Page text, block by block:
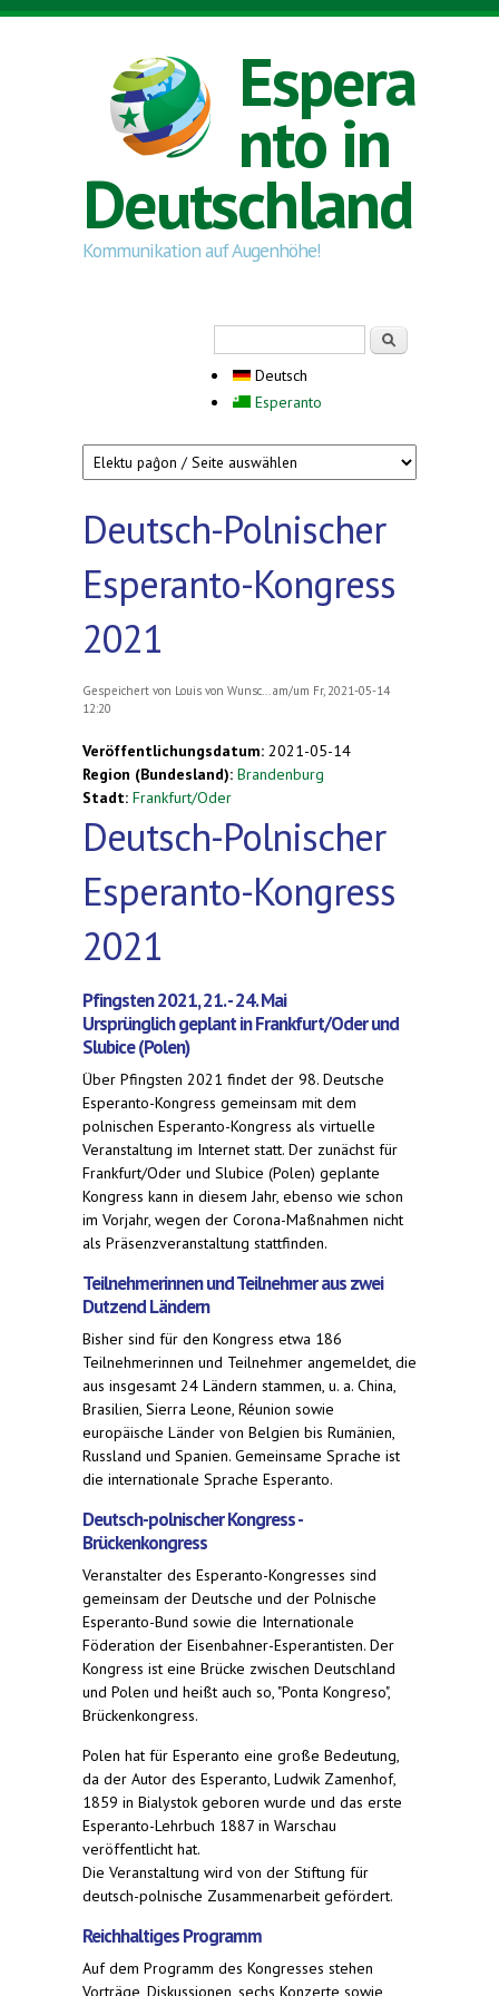
Direkt zum Inhalt
Espera
nto in
Deutschland
Kommunikation auf Augenhöhe!
Deutsch
Esperanto
Deutsch-Polnischer
Esperanto-Kongress
2021
Gespeichert von Louis von Wunsc...
am/um Fr, 2021-05-14
12:20
Veröffentlichungsdatum: 2021-05-14
Region (Bundesland): Brandenburg
Stadt: Frankfurt/Oder
Deutsch-Polnischer
Esperanto-Kongress
2021
Pfingsten 2021, 21. - 24. Mai
Ursprünglich geplant in Frankfurt/Oder und
Slubice (Polen)
Über Pfingsten 2021 findet der 98. Deutsche
Esperanto-Kongress gemeinsam mit dem
polnischen Esperanto-Kongress als virtuelle
Veranstaltung im Internet statt. Der zunächst für
Frankfurt/Oder und Slubice (Polen) geplante
Kongress kann in diesem Jahr, ebenso wie schon
im Vorjahr, wegen der Corona-Maßnahmen nicht
als Präsenzveranstaltung stattfinden.
Teilnehmerinnen und Teilnehmer aus zwei
Dutzend Ländern
Bisher sind für den Kongress etwa 186
Teilnehmerinnen und Teilnehmer angemeldet, die
aus insgesamt 24 Ländern stammen, u. a. China,
Brasilien, Sierra Leone, Réunion sowie
europäische Länder von Belgien bis Rumänien,
Russland und Spanien. Gemeinsame Sprache ist
die internationale Sprache Esperanto.
Deutsch-polnischer Kongress -
Brückenkongress
Veranstalter des Esperanto-Kongresses sind
gemeinsam der Deutsche und der Polnische
Esperanto-Bund sowie die Internationale
Föderation der Eisenbahner-Esperantisten. Der
Kongress ist eine Brücke zwischen Deutschland
und Polen und heißt auch so, "Ponta Kongreso",
Brückenkongress.
Polen hat für Esperanto eine große Bedeutung,
da der Autor des Esperanto, Ludwik Zamenhof,
1859 in Bialystok geboren wurde und das erste
Esperanto-Lehrbuch 1887 in Warschau
veröffentlicht hat.
Die Veranstaltung wird von der Stiftung für
deutsch-polnische Zusammenarbeit gefördert.
Reichhaltiges Programm
Auf dem Programm des Kongresses stehen
Vorträge, Diskussionen, sechs Konzerte sowie